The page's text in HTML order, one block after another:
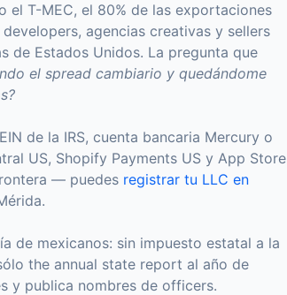
el T-MEC, el 80% de las exportaciones
agencias creativas y sellers
de Estados Unidos. La pregunta que
el spread cambiario y quedándome
de la IRS, cuenta bancaria Mercury o
US, Shopify Payments US y App Store
— puedes registrar tu LLC en
de mexicanos: sin impuesto estatal a la
the annual state report al año de
y publica nombres de officers.